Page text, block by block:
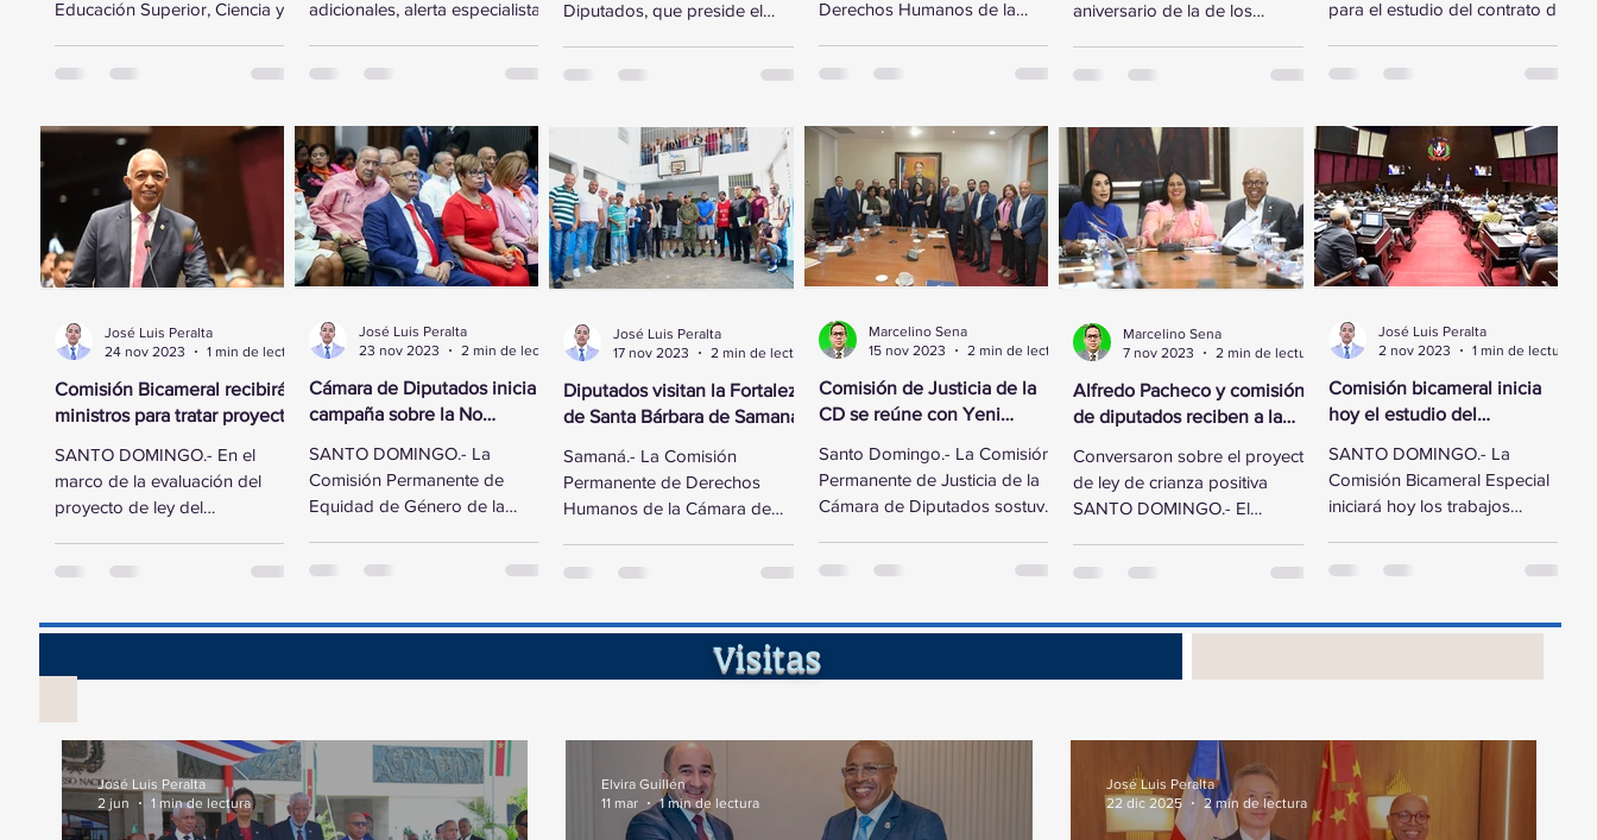
Educación Superior, Ciencia y
adicionales, alerta especialista”
Diputados, que preside el
Derechos Humanos de la
aniversario de la de los
para el estudio del contrato de
Comisión Bicameral recibirá
ministros para tratar proyecto
General del Estado
SANTO DOMINGO.- En el
marco de la evaluación del
proyecto de ley del
José Luis Peralta
24 nov 2023
Cámara de Diputados inicia
campaña sobre la No
SANTO DOMINGO.- La
Comisión Permanente de
Equidad de Género de la
José Luis Peralta
23 nov 2023
Diputados visitan la Fortaleza
de Santa Bárbara de Samaná
Samaná.- La Comisión
Permanente de Derechos
Humanos de la Cámara de
José Luis Peralta
17 nov 2023
Comisión de Justicia de la
CD se reúne con Yeni
Santo Domingo.- La Comisión
Permanente de Justicia de la
Cámara de Diputados sostuvo
Marcelino Sena
15 nov 2023
Alfredo Pacheco y comisión
de diputados reciben a la
Conversaron sobre el proyecto
de ley de crianza positiva
SANTO DOMINGO.- El
Marcelino Sena
7 nov 2023
Comisión bicameral inicia
hoy el estudio del
Estado 2024
SANTO DOMINGO.- La
Comisión Bicameral Especial
iniciará hoy los trabajos
José Luis Peralta
2 nov 2023
1 min de lectura
Visitas
José Luis Peralta
2 jun
1 min de lectura
Elvira Guillén
11 mar
1 min de lectura
José Luis Peralta
22 dic 2025
2 min de lectura